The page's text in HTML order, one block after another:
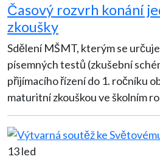
Časový rozvrh konání
zkoušky
Sdělení MŠMT, kterým se
písemných testů (zkušební schéma) JPZ v rámci 1. kola
přijímacího řízení do 1. ročníku
maturitní zkouškou ve školním
13 led